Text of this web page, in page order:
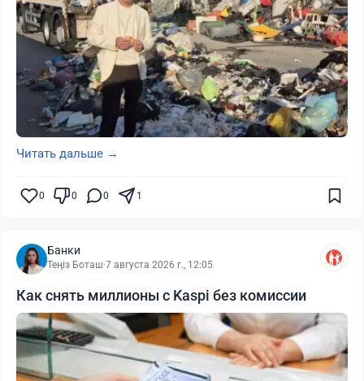
Читать дальше →
0 0 0 1
Банки
Теңіз Боташ·7 августа 2026 г., 12:05
Как снять миллионы с Kaspi без комиссии